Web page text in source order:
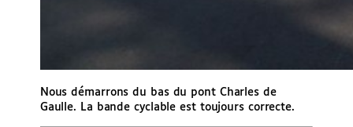
Nous démarrons du bas du pont Charles de
Gaulle. La bande cyclable est toujours correcte.